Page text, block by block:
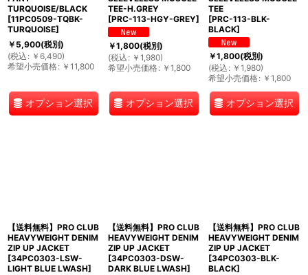
TURQUOISE/BLACK
[11PC0509-TQBK-
TURQUOISE]
￥5,900(税別)
(税込 : ￥ 6,490)
希望小売価格: ￥ 11,800
オプション選択
TEE-H.GREY
[PRC-113-HGY-GREY]
￥1,800(税別)
(税込 : ￥ 1,980)
希望小売価格: ￥ 1,800
オプション選択
TEE
[PRC-113-BLK-
BLACK]
￥1,800(税別)
(税込 : ￥ 1,980)
希望小売価格: ￥ 1,800
オプション選択
【送料無料】PRO CLUB
HEAVYWEIGHT DENIM
ZIP UP JACKET
[34PC0303-LSW-
LIGHT BLUE LWASH]
【送料無料】PRO CLUB
HEAVYWEIGHT DENIM
ZIP UP JACKET
[34PC0303-DSW-
DARK BLUE LWASH]
【送料無料】PRO CLUB
HEAVYWEIGHT DENIM
ZIP UP JACKET
[34PC0303-BLK-
BLACK]